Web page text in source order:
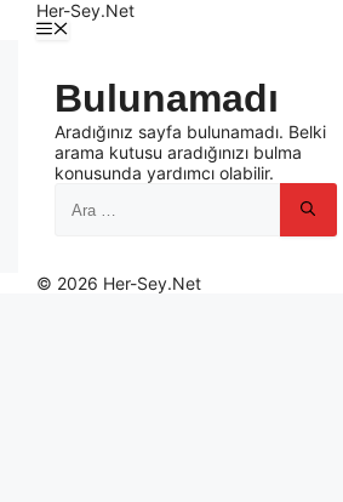
Her-Sey.Net
Bulunamadı
Aradığınız sayfa bulunamadı. Belki
arama kutusu aradığınızı bulma
konusunda yardımcı olabilir.
© 2026 Her-Sey.Net